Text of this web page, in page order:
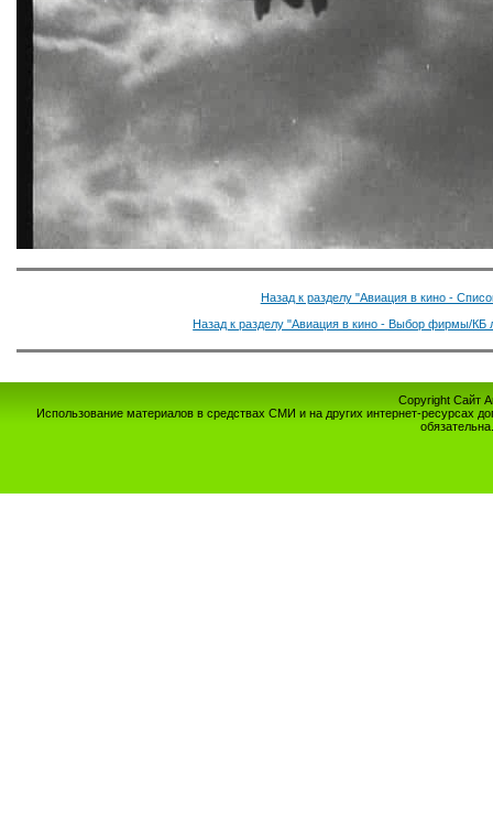
Назад к разделу "Авиация в кино -
Назад к разделу "Авиация в кино - Выбор фирмы/КБ
Copyright Сайт
Использование материалов в средствах СМИ и на других интернет-ресурсах
обязательна.